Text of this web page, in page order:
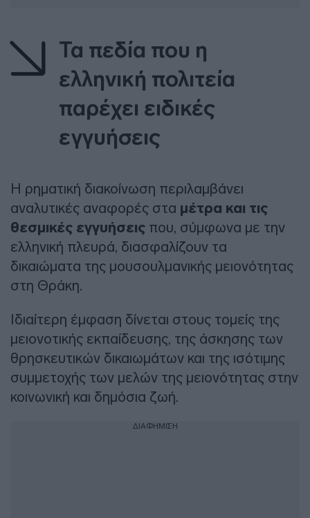
Τα πεδία που η
ελληνική πολιτεία
παρέχει ειδικές
εγγυήσεις
Η ρηματική διακοίνωση περιλαμβάνει
αναλυτικές αναφορές στα μέτρα και τις
θεσμικές εγγυήσεις που, σύμφωνα με την
ελληνική πλευρά, διασφαλίζουν τα
δικαιώματα της μουσουλμανικής μειονότητας
στη Θράκη.
Ιδιαίτερη έμφαση δίνεται στους τομείς της
μειονοτικής εκπαίδευσης, της άσκησης των
θρησκευτικών δικαιωμάτων και της ισότιμης
συμμετοχής των μελών της μειονότητας στην
κοινωνική και δημόσια ζωή.
ΔΙΑΦΗΜΙΣΗ